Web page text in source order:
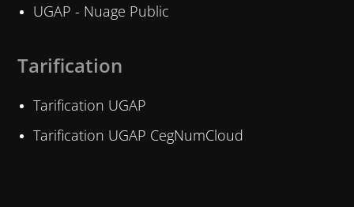
UGAP - Nuage Public
Tarification
Tarification UGAP
Tarification UGAP CegNumCloud